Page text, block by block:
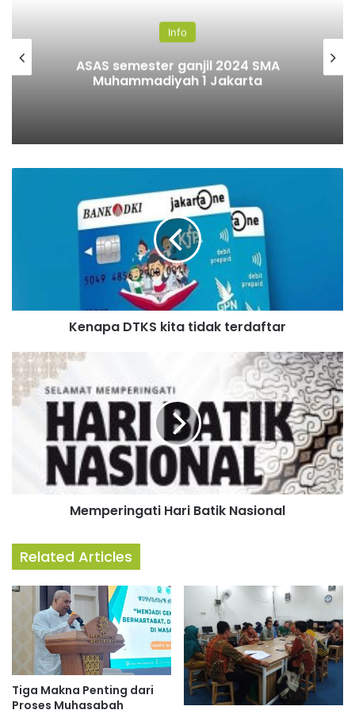
Info
ASAS semester ganjil 2024 SMA
Muhammadiyah 1 Jakarta
Kenapa DTKS kita tidak terdaftar
Memperingati Hari Batik Nasional
Related Articles
Tiga Makna Penting dari
Proses Muhasabah